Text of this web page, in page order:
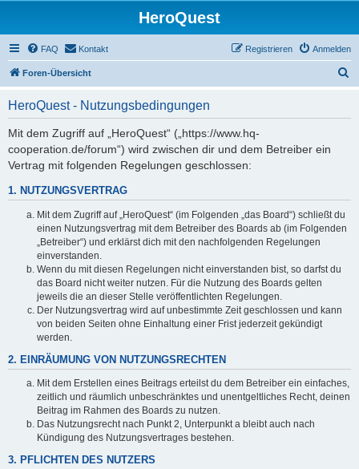
HeroQuest
FAQ Kontakt Anmelden
Registrieren
Foren-Übersicht
HeroQuest - Nutzungsbedingungen
Mit dem Zugriff auf „HeroQuest“ („https://www.hq-
cooperation.de/forum“) wird zwischen dir und dem Betreiber ein
Vertrag mit folgenden Regelungen geschlossen:
1. NUTZUNGSVERTRAG
Mit dem Zugriff auf „HeroQuest“ (im Folgenden „das Board“) schließt du
einen Nutzungsvertrag mit dem Betreiber des Boards ab (im Folgenden
„Betreiber“) und erklärst dich mit den nachfolgenden Regelungen
einverstanden.
Wenn du mit diesen Regelungen nicht einverstanden bist, so darfst du
das Board nicht weiter nutzen. Für die Nutzung des Boards gelten
jeweils die an dieser Stelle veröffentlichten Regelungen.
Der Nutzungsvertrag wird auf unbestimmte Zeit geschlossen und kann
von beiden Seiten ohne Einhaltung einer Frist jederzeit gekündigt
werden.
2. EINRÄUMUNG VON NUTZUNGSRECHTEN
Mit dem Erstellen eines Beitrags erteilst du dem Betreiber ein einfaches,
zeitlich und räumlich unbeschränktes und unentgeltliches Recht, deinen
Beitrag im Rahmen des Boards zu nutzen.
Das Nutzungsrecht nach Punkt 2, Unterpunkt a bleibt auch nach
Kündigung des Nutzungsvertrages bestehen.
3. PFLICHTEN DES NUTZERS